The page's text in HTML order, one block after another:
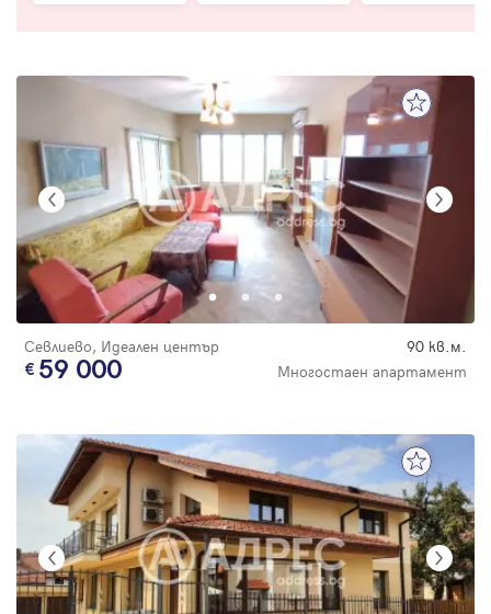
Севлиево, Идеален център 90 кв.м.
59 000 Многостаен апартамент